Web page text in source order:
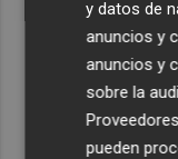
y datos de
anuncios y
anuncios y
sobre la
pueden